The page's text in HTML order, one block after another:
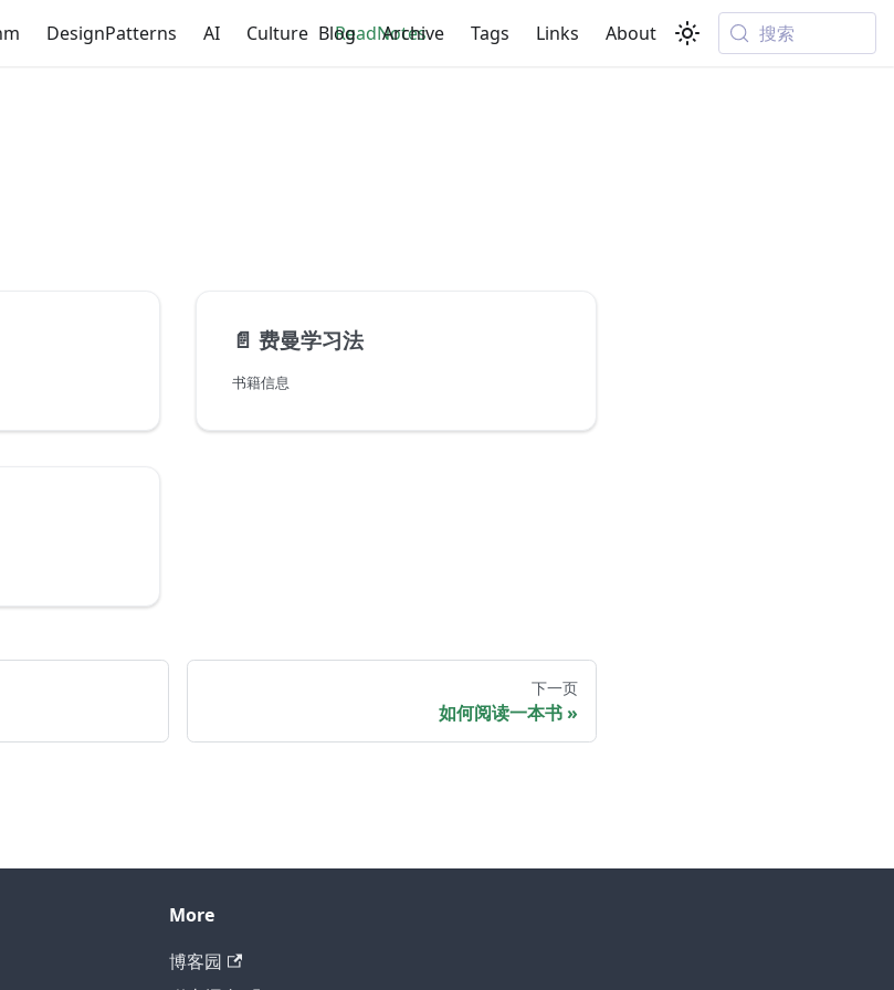
DesignPatterns AI Culture ReadNotes
Blog Archive Tags Links About 搜索
📄️ 费曼学习法
书籍信息
下一页
如何阅读一本书
More
博客园